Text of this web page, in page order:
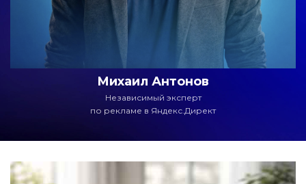
Михаил Антонов
Независимый эксперт
по рекламе в Яндекс.Директ